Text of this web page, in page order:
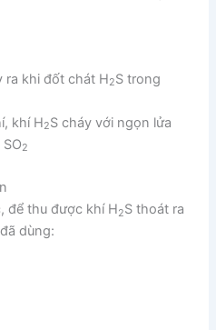
ra khi đốt chát H2S trong
khí H2S cháy với ngọn lửa
2
để thu được khí H2S thoát ra
dùng: